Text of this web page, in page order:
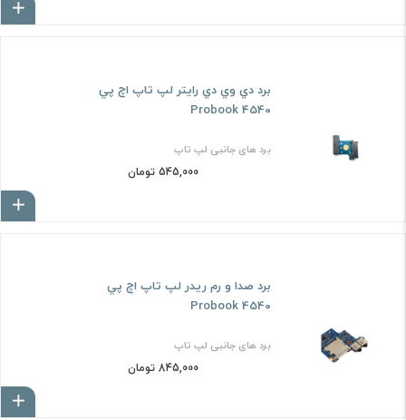
برد دي وي دي رايتر لپ تاپ اچ پي
Probook 4540
برد های جانبی لپ تاپ
545,000 تومان
برد صدا و رم ريدر لپ تاپ اچ پي
Probook 4540
برد های جانبی لپ تاپ
845,000 تومان